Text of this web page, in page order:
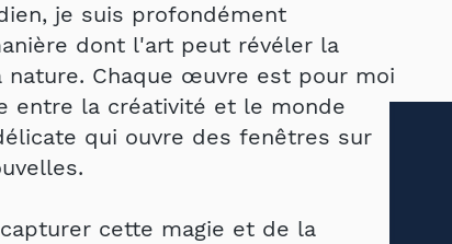
je suis profondément
dont l'art peut révéler la
nature. Chaque œuvre est pour moi
entre la créativité et le monde
qui ouvre des fenêtres sur
cette magie et de la